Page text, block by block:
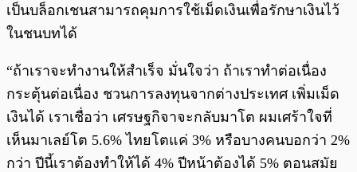
เป็นบล็อกเชนสามารถคุมการใช้เม็ดเงินเพื่อรักษาเงินไว้
ในชนบทได้
“ถ้าเราจะทำงานให้สำเร็จ มั่นใจว่า ถ้าเราทำต่อเนื่อง
กระตุ้นต่อเนื่อง ชวนการลงทุนจากต่างประเทศ เพิ่มเม็ด
เงินได้ เราเชื่อว่า เศรษฐกิจาจะกลับมาโต ผมเศร้าใจที่
เห็นมาเลย์โต 5.6% ไทยโตแค่ 3% หรือบางคนบอกว่า 2%
กว่า ปีนี้เราต้องทำให้ได้ 4% ปีหน้าต้องได้ 5% ตอนสมัย